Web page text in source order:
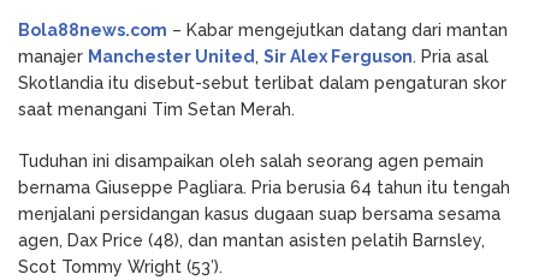
Bola88news.com – Kabar mengejutkan datang dari mantan
manajer Manchester United , Sir Alex Ferguson. Pria asal
Skotlandia itu disebut-sebut terlibat dalam pengaturan skor
saat menangani Tim Setan Merah.
Tuduhan ini disampaikan oleh salah seorang agen pemain
bernama Giuseppe Pagliara. Pria berusia 64 tahun itu tengah
menjalani persidangan kasus dugaan suap bersama sesama
agen, Dax Price (48), dan mantan asisten pelatih Barnsley,
Scot Tommy Wright (53′).